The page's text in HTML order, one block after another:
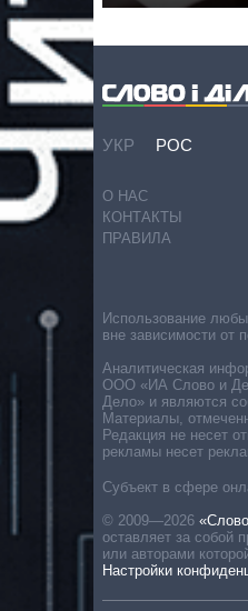
УКР РОС
О НАС
КОНТАКТЫ
ПРАВИЛА
Субъект в сфере
© 2009—2026
оставляет за собой
или авторами
Настройки
Использование
вне зависимости от
Аналитическая
ООО «ИА Слово и
Дело» и являются
Материалы,
Редакция не несет
рекламы несет